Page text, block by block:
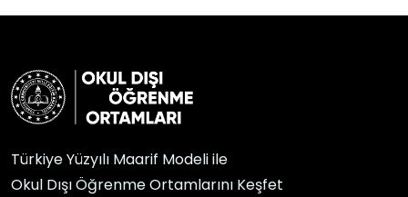
Türkiye Yüzyılı Maarif Modeli ile
Okul Dışı Öğrenme Ortamlarını Keşfet